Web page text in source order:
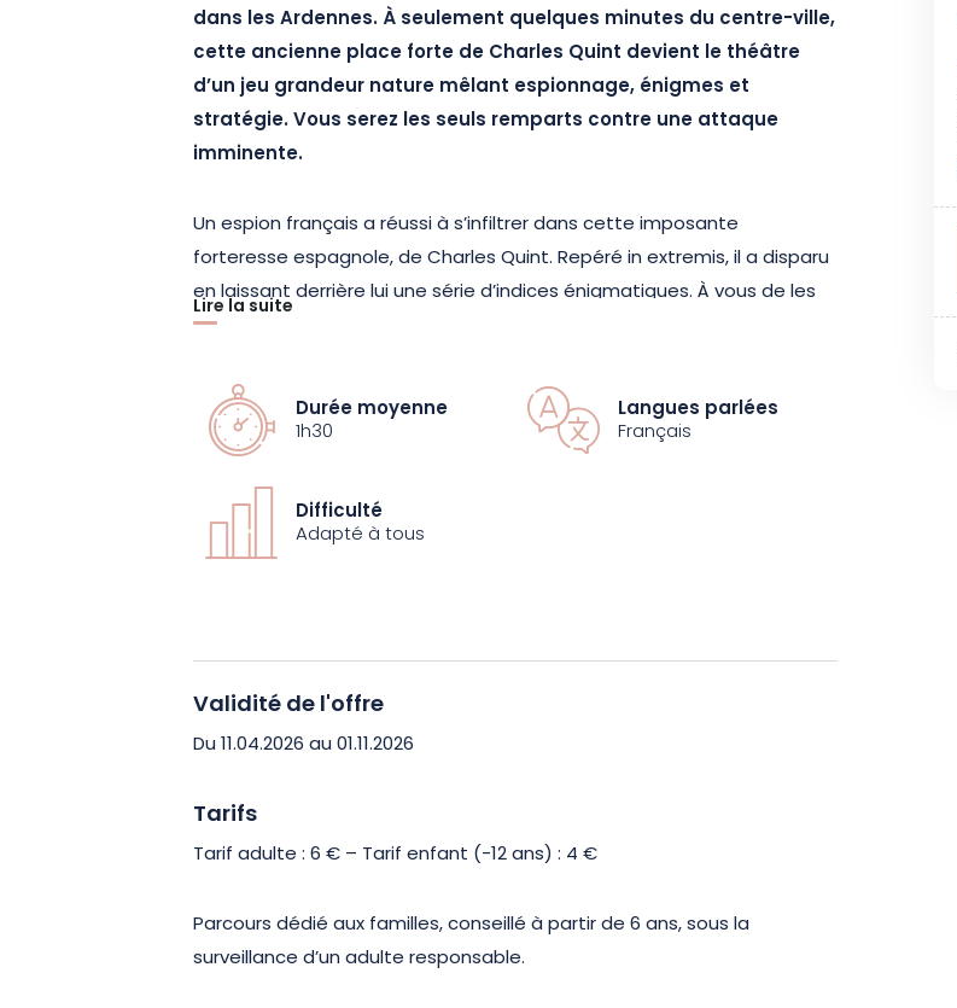
dans les Ardennes. À seulement quelques minutes du centre-ville,
cette ancienne place forte de Charles Quint devient le théâtre
d’un jeu grandeur nature mêlant espionnage, énigmes et
stratégie. Vous serez les seuls remparts contre une attaque
imminente.
Un espion français a réussi à s’infiltrer dans cette imposante
forteresse espagnole, de Charles Quint. Repéré in extremis, il a disparu
en laissant derrière lui une série d’indices énigmatiques. À vous de les
décoder pour découvrir son identité, comprendre ses intentions et
Accessible dès 6 ans et 100 % immersif, ce jeu est idéal pour vivre une
aventure collective, mêlant réflexion, observation et esprit d’équipe
dans un décor chargé de mémoire.
Prêts à relever le défi ? Réservez dès maintenant et entrez dans la
Lire la suite
Durée moyenne
1h30
Langues parlées
Français
Difficulté
Adapté à tous
Validité de l'offre
Du 11.04.2026 au 01.11.2026
Tarifs
Tarif adulte : 6 € – Tarif enfant (-12 ans) : 4 €
Parcours dédié aux familles, conseillé à partir de 6 ans, sous la
surveillance d’un adulte responsable.